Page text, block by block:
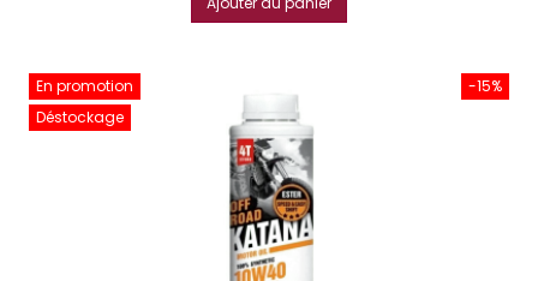
-15%
En promotion
Déstockage